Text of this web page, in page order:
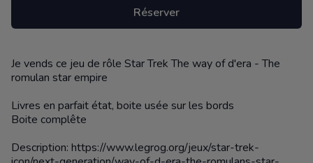
Réserver
Description
Je vends ce jeu de rôle Star Trek The way of d'era - The
romulan star empire
Livres en parfait état, boite usée sur les bords
Boite complête
Description: https://www.legrog.org/jeux/star-trek-